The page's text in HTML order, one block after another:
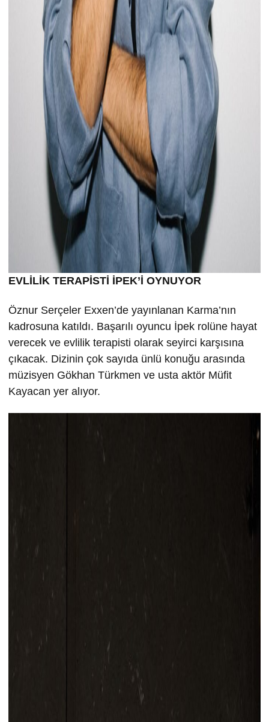
EVLİLİK TERAPİSTİ İPEK’İ OYNUYOR
Öznur Serçeler Exxen’de yayınlanan Karma’nın
kadrosuna katıldı. Başarılı oyuncu İpek rolüne hayat
verecek ve evlilik terapisti olarak seyirci karşısına
çıkacak. Dizinin çok sayıda ünlü konuğu arasında
müzisyen Gökhan Türkmen ve usta aktör Müfit
Kayacan yer alıyor.